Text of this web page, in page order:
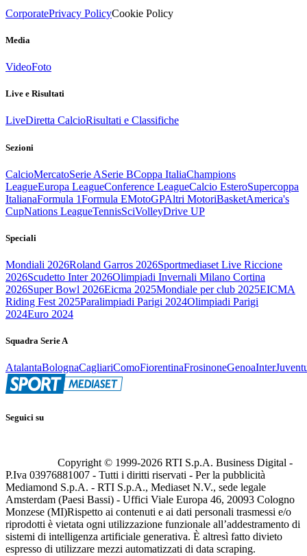
CorporatePrivacy PolicyCookie Policy
Media
VideoFoto
Live e Risultati
LiveDiretta CalcioRisultati e Classifiche
Sezioni
CalcioMercatoSerie ASerie BCoppa ItaliaChampions
LeagueEuropa LeagueConference LeagueCalcio EsteroSupercoppa
ItalianaFormula 1Formula EMotoGPAltri MotoriBasketAmerica's
CupNations LeagueTennisSciVolleyDrive UP
Speciali
Mondiali 2026Roland Garros 2026Sportmediaset Live Riccione
2026Scudetto Inter 2026Olimpiadi Invernali Milano Cortina
2026Super Bowl 2026Eicma 2025Mondiale per club 2025EICMA
Riding Fest 2025Paralimpiadi Parigi 2024Olimpiadi Parigi
2024Euro 2024
Squadra Serie A
AtalantaBolognaCagliariComoFiorentinaFrosinoneGenoaInter
Seguici su
Copyright © 1999-2026 RTI S.p.A. Business Digital -
P.Iva 03976881007 - Tutti i diritti riservati - Per la pubblicità
Mediamond S.p.A. - RTI S.p.A., Mediaset N.V., sede legale
Amsterdam (Paesi Bassi) - Uffici Viale Europa 46, 20093 Cologno
Monzese (MI)Rispetto ai contenuti e ai dati personali trasmessi e/o
riprodotti è vietata ogni utilizzazione funzionale all’addestramento di
sistemi di intelligenza artificiale generativa. È altresì fatto divieto
espresso di utilizzare mezzi automatizzati di data scraping.